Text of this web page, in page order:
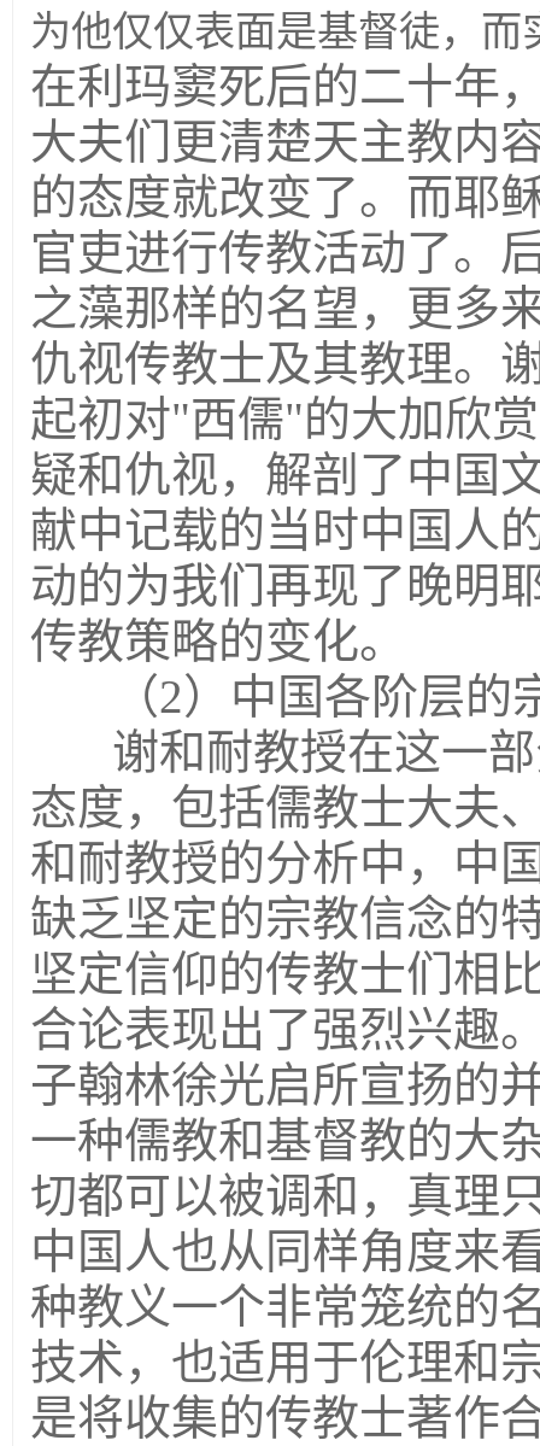
为他仅仅表面是基督徒，
在利玛窦死后的二十年
大夫们更清楚天主教内
的态度就改变了。而耶
官吏进行传教活动了。
之藻那样的名望，更多
仇视传教士及其教理。
起初对"西儒"的大加欣
疑和仇视，解剖了中国
献中记载的当时中国人
动的为我们再现了晚明
传教策略的变化。
（2）中国各阶层的
谢和耐教授在这一
态度，包括儒教士大夫
和耐教授的分析中，中
缺乏坚定的宗教信念的
坚定信仰的传教士们相
合论表现出了强烈兴趣
子翰林徐光启所宣扬的
一种儒教和基督教的大
切都可以被调和，真理
中国人也从同样角度来
种教义一个非常笼统的
技术，也适用于伦理和
是将收集的传教士著作